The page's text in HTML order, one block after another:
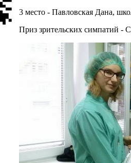
3 место - Павловская Дана,
Приз зрительских симпатий -